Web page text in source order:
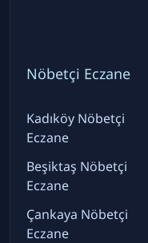
Nöbetçi Eczane
Kadıköy Nöbetçi
Eczane
Beşiktaş Nöbetçi
Eczane
Çankaya Nöbetçi
Eczane